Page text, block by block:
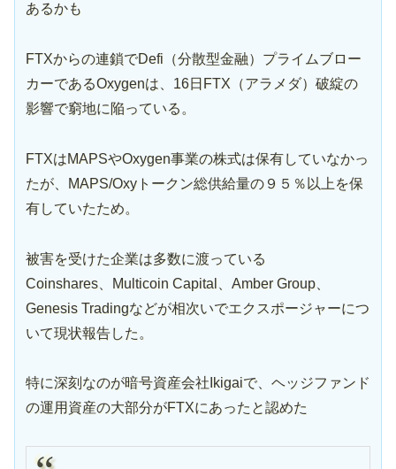
あるかも
FTXからの連鎖でDefi（分散型金融）プライムブロー
カーであるOxygenは、16日FTX（アラメダ）破綻の
影響で窮地に陥っている。
FTXはMAPSやOxygen事業の株式は保有していなかっ
たが、MAPS/Oxyトークン総供給量の９５％以上を保
有していたため。
被害を受けた企業は多数に渡っている
Coinshares、Multicoin Capital、Amber Group、
Genesis Tradingなどが相次いでエクスポージャーにつ
いて現状報告した。
特に深刻なのが暗号資産会社Ikigaiで、ヘッジファンド
の運用資産の大部分がFTXにあったと認めた